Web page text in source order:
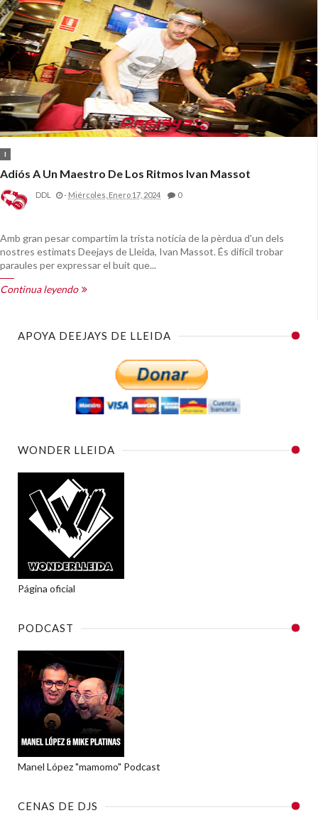
I
Adiós A Un Maestro De Los Ritmos Ivan Massot
DDL - Miércoles, Enero 17, 2024 0
Amb gran pesar compartim la trista notícia de la pèrdua d'un dels
nostres estimats Deejays de Lleida, Ivan Massot. És difícil trobar
paraules per expressar el buit que...
Continua leyendo
APOYA DEEJAYS DE LLEIDA
WONDER LLEIDA
Página oficial
PODCAST
Manel López "mamomo" Podcast
CENAS DE DJS